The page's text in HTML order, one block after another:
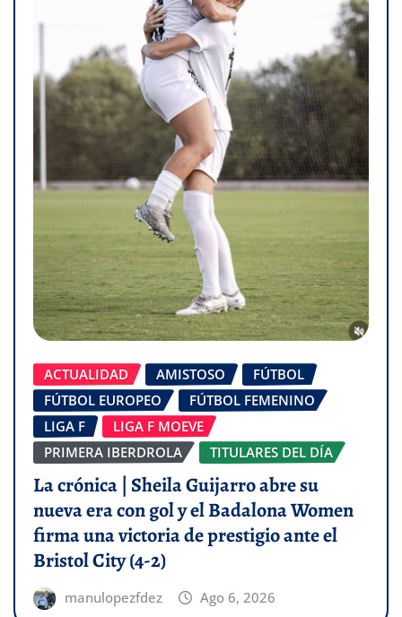
ACTUALIDAD AMISTOSO
FÚTBOL
FÚTBOL EUROPEO
FÚTBOL FEMENINO
LIGA F
LIGA F MOEVE
PRIMERA IBERDROLA
TITULARES DEL DÍA
La crónica | Sheila Guijarro abre su
nueva era con gol y el Badalona Women
firma una victoria de prestigio ante el
Bristol City (4-2)
manulopezfdez Ago 6, 2026